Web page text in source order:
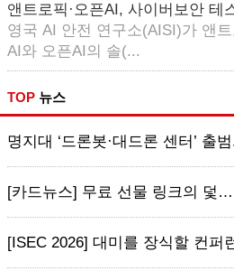
앤트로픽·오픈AI, 사이버보안 테
영국 AI 안전 연구소(AISI)가 앤
AI와 오픈AI의 솔(...
TOP 뉴스
명지대 ‘드론봇·대드론 센터’ 출
[카드뉴스] 무료 선물 링크의 덫
[ISEC 2026] 대미를 장식할 컨퍼